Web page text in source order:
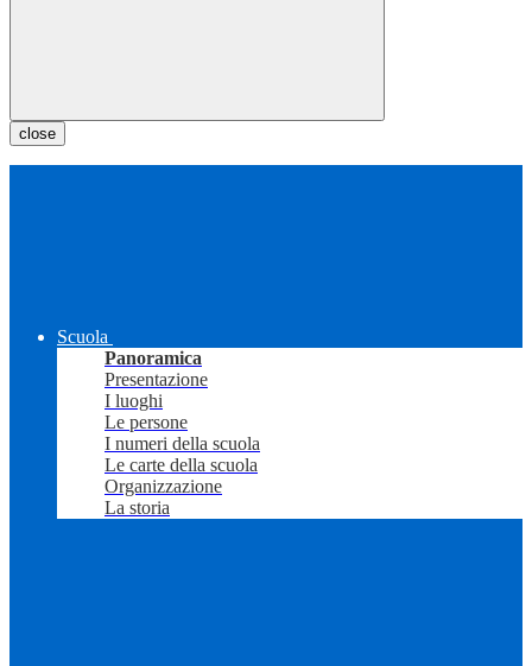
close
Scuola
Panoramica
Presentazione
I luoghi
Le persone
I numeri della scuola
Le carte della scuola
Organizzazione
La storia